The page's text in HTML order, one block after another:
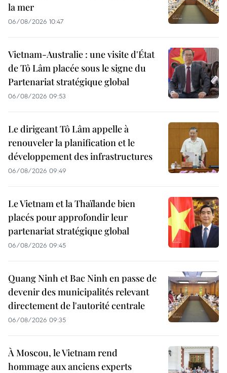
la mer
06/08/2026 10:47
Vietnam-Australie : une visite d'État
de Tô Lâm placée sous le signe du
Partenariat stratégique global
06/08/2026 09:53
Le dirigeant Tô Lâm appelle à
renouveler la planification et le
développement des infrastructures
06/08/2026 09:49
Le Vietnam et la Thaïlande bien
placés pour approfondir leur
partenariat stratégique global
06/08/2026 09:45
Quang Ninh et Bac Ninh en passe de
devenir des municipalités relevant
directement de l'autorité centrale
06/08/2026 09:35
À Moscou, le Vietnam rend
hommage aux anciens experts